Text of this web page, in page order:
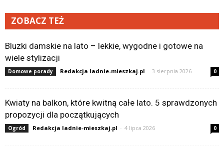
ZOBACZ TEŻ
Bluzki damskie na lato – lekkie, wygodne i gotowe na
wiele stylizacji
Domowe porady Redakcja ladnie-mieszkaj.pl - 3 sierpnia 2026 0
Kwiaty na balkon, które kwitną całe lato. 5 sprawdzonych
propozycji dla początkujących
Ogród Redakcja ladnie-mieszkaj.pl - 4 lipca 2026 0